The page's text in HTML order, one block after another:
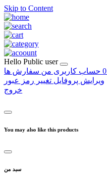
Skip to Content
Hello Public user
0 حساب کاربری من سفارش ها
ویرایش پروفایل تغییر رمز عبور
خروج
You may also like this products
سبد من